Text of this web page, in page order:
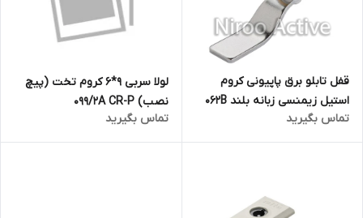
قفل تابلو برق پاپیونی کروم
استیل زیمنسی زبانه بلند ۰۶۲B
تماس بگیرید
لولا سربی ۹*۶ کروم تخت (پیچ
نصب) ۰۹۹/۲A CR-P
تماس بگیرید